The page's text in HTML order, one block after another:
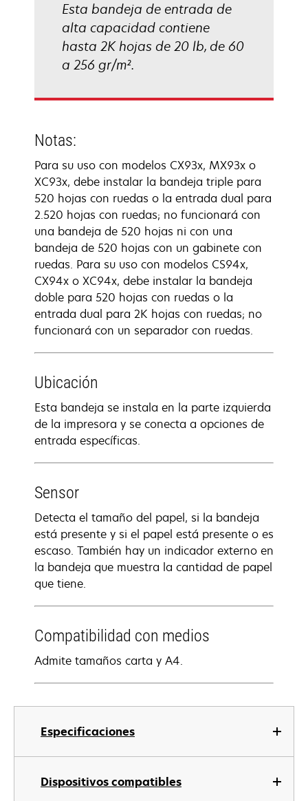
Especificaciones
Dispositivos compatibles
Esta bandeja de entrada de
alta capacidad contiene
hasta 2K hojas de 20 lb, de 60
a 256 gr/m².
Notas:
Para su uso con modelos CX93x, MX93x o
XC93x, debe instalar la bandeja triple para
520 hojas con ruedas o la entrada dual para
2.520 hojas con ruedas; no funcionará con
una bandeja de 520 hojas ni con una
bandeja de 520 hojas con un gabinete con
ruedas. Para su uso con modelos CS94x,
CX94x o XC94x, debe instalar la bandeja
doble para 520 hojas con ruedas o la
entrada dual para 2K hojas con ruedas; no
funcionará con un separador con ruedas.
Ubicación
Esta bandeja se instala en la parte izquierda
de la impresora y se conecta a opciones de
entrada específicas.
Sensor
Detecta el tamaño del papel, si la bandeja
está presente y si el papel está presente o es
escaso. También hay un indicador externo en
la bandeja que muestra la cantidad de papel
que tiene.
Compatibilidad con medios
Admite tamaños carta y A4.